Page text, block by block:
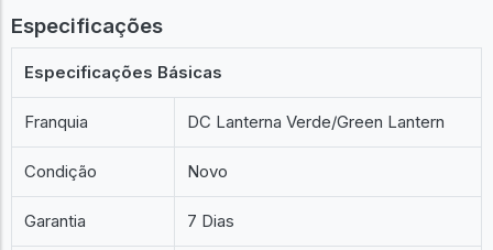
Especificações
Especificações Básicas
Franquia DC Lanterna Verde/Green Lantern
Condição Novo
Garantia 7 Dias